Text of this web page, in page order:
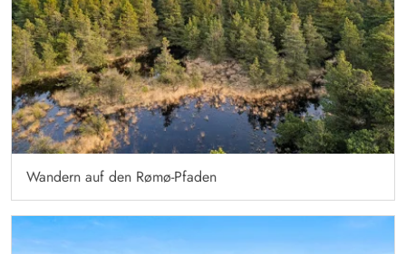
Wandern auf den Rømø-Pfaden